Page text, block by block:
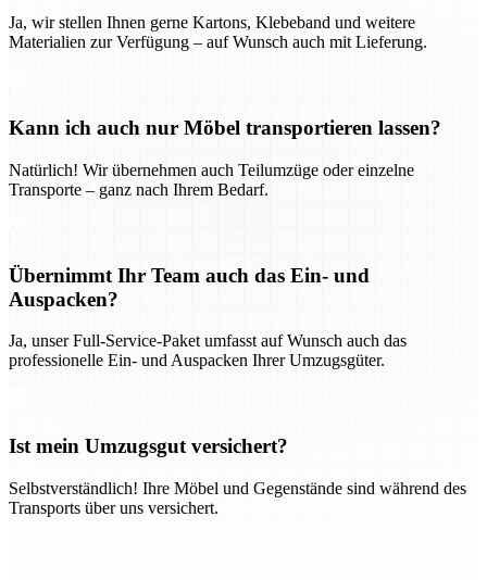
Ja, wir stellen Ihnen gerne Kartons, Klebeband und weitere
Materialien zur Verfügung – auf Wunsch auch mit Lieferung.
Kann ich auch nur Möbel transportieren lassen?
Natürlich! Wir übernehmen auch Teilumzüge oder einzelne
Transporte – ganz nach Ihrem Bedarf.
Übernimmt Ihr Team auch das Ein- und
Auspacken?
Ja, unser Full-Service-Paket umfasst auf Wunsch auch das
professionelle Ein- und Auspacken Ihrer Umzugsgüter.
Ist mein Umzugsgut versichert?
Selbstverständlich! Ihre Möbel und Gegenstände sind während des
Transports über uns versichert.